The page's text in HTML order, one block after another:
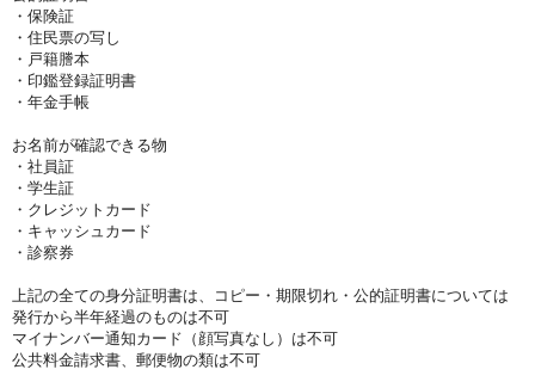
・保険証
・住民票の写し
・戸籍謄本
・印鑑登録証明書
・年金手帳
お名前が確認できる物
・社員証
・学生証
・クレジットカード
・キャッシュカード
・診察券
上記の全ての身分証明書は、コピー・期限切れ・公的証明書については
発行から半年経過のものは不可
マイナンバー通知カード（顔写真なし）は不可
公共料金請求書、郵便物の類は不可